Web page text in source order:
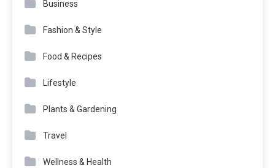
Business
Fashion & Style
Food & Recipes
Lifestyle
Plants & Gardening
Travel
Wellness & Health